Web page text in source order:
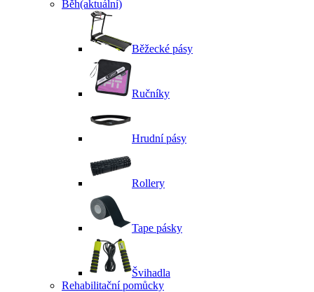
Běh(aktuální)
Běžecké pásy
Ručníky
Hrudní pásy
Rollery
Tape pásky
Švihadla
Rehabilitační pomůcky